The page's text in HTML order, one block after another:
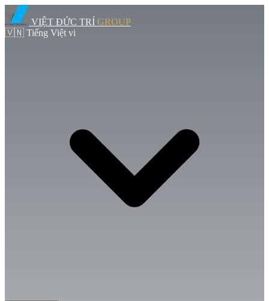
VIỆT ĐỨC TRÍ GROUP
🇻🇳 Tiếng Việt vi